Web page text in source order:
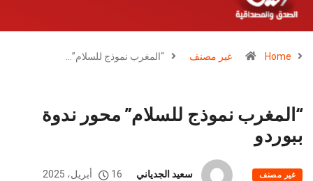
Home غير مصنف “المغرب نموذج للسلام”…
“المغرب نموذج للسلام” محور ندوة
ببوردو
غير مصنف سعيد الجدياني 16 أبريل، 2025